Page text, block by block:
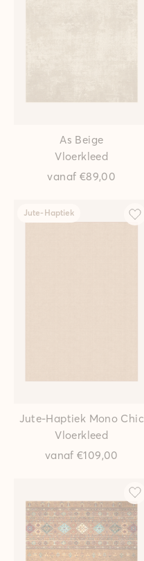
As Beige
Vloerkleed
vanaf €89,00
Jute-Haptiek
Jute-Haptiek Mono Chic
Vloerkleed
vanaf€109,00